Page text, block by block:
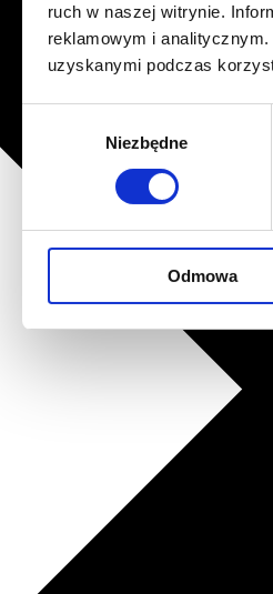
ruch w naszej witrynie.
reklamowym i
uzyskanymi podczas
Niezbędne
Odmowa